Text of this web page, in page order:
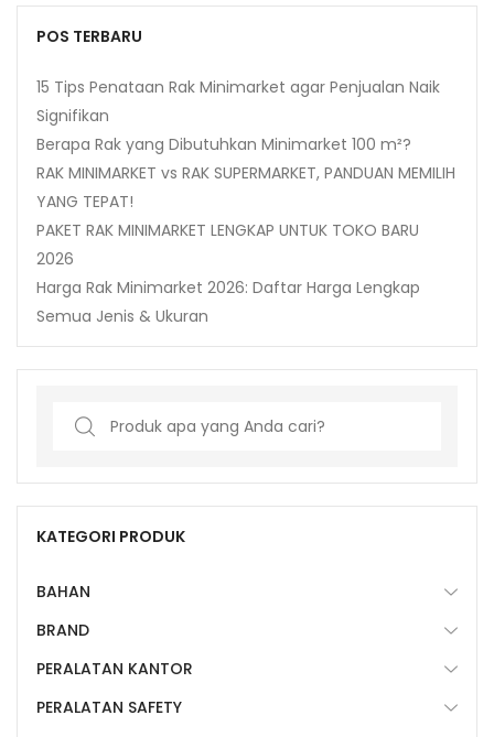
POS TERBARU
15 Tips Penataan Rak Minimarket agar Penjualan Naik
Signifikan
Berapa Rak yang Dibutuhkan Minimarket 100 m²?
RAK MINIMARKET vs RAK SUPERMARKET, PANDUAN MEMILIH
YANG TEPAT!
PAKET RAK MINIMARKET LENGKAP UNTUK TOKO BARU
2026
Harga Rak Minimarket 2026: Daftar Harga Lengkap
Semua Jenis & Ukuran
Search
KATEGORI PRODUK
BAHAN
BRAND
PERALATAN KANTOR
PERALATAN SAFETY